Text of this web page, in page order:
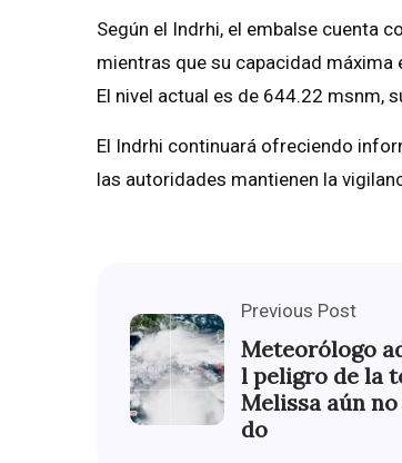
Según el Indrhi, el embalse cuenta
mientras que su capacidad máxima
El nivel actual es de 644.22 msnm,
El Indrhi continuará ofreciendo
las autoridades mantienen la
Previous Post
Meteorólogo
l peligro de la
Melissa aún no
do